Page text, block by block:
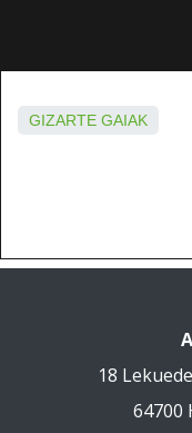
GIZARTE GAIAK
18
64700